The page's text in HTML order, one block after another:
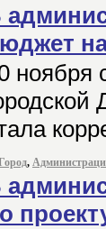
ноября
,